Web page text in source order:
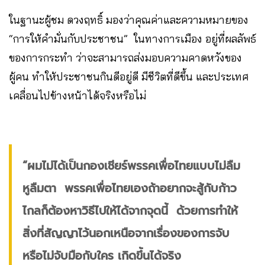
ในฐานะผู้ชม ดวงฤทธิ์ มองว่าคุณค่าและความหมายของ
“การให้คำมั่นกับประชาชน” ในทางการเมือง อยู่ที่ผลลัพธ์
ของการกระทำ ว่าจะสามารถส่งมอบความคาดหวังของ
ผู้คน ทำให้ประชาชนกินดีอยู่ดี มีชีวิตที่ดีขึ้น และประเทศ
เคลื่อนไปข้างหน้าได้จริงหรือไม่
“ผมไม่ได้เป็นกองเชียร์พรรคเพื่อไทยแบบไม่ลืม
หูลืมตา พรรคเพื่อไทยเองถ้าอยากจะสู้กับก้าว
ไกลก็ต้องหาวิธีไปให้ได้จากจุดนี้ ด้วยการทำให้
สิ่งที่สัญญาไว้นอกเหนือจากเรื่องของการจับ
หรือไม่จับมือกับใคร เกิดขึ้นได้จริง